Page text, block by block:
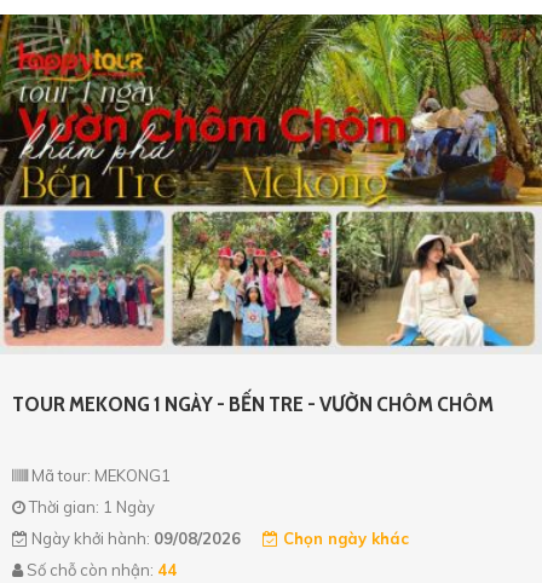
TOUR MEKONG 1 NGÀY - BẾN TRE - VƯỜN CHÔM CHÔM
Mã tour: MEKONG1
Thời gian: 1 Ngày
Ngày khởi hành: 09/08/2026
Chọn ngày khác
Số chỗ còn nhận: 44